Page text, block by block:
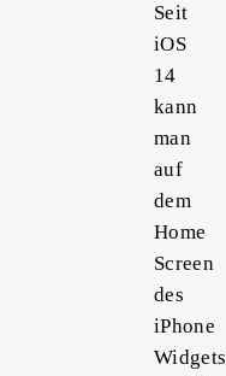
Seit
iOS
14
kann
man
auf
dem
Home
Screen
des
iPhone
Widgets